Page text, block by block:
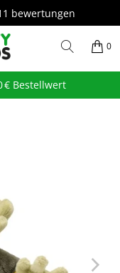
0
bewertungen
€ Bestellwert